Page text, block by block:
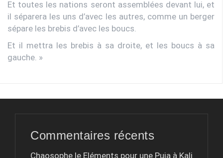
Et toutes les nations seront assemblées devant lui, et
il séparera les uns d’avec les autres, comme un berger
sépare les brebis d’avec les boucs.
Et il mettra les brebis à sa droite, et les boucs à sa
gauche. »
Commentaires récents
Chaosophe le Eléments pour une Puja à Kali